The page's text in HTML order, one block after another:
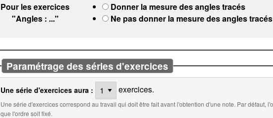
Pour les exercices
"Angles : ..."
Donner la mesure des angles tracés
Ne pas donner la mesure des angles tracés
Paramétrage des séries d'exercices
Une série d'exercices aura : exercices.
Une série d'exercices correspond au travail qui doit être fait avant l'obtention d'une note. Par défaut, l'ordre des exercices est aléatoire. Cocher ci-dessous pour
que l'ordre soit fixé.